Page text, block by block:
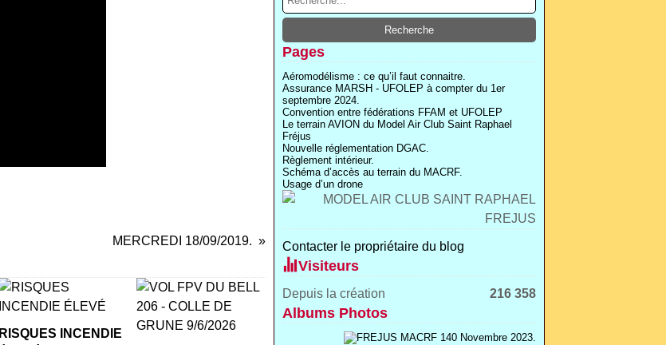
MERCREDI 18/09/2019.
RISQUES INCENDIE
Pages
Aéromodélisme : ce qu’il faut connaitre.
Assurance MARSH - UFOLEP à compter du 1er
septembre 2024.
Convention entre fédérations FFAM et UFOLEP
Le terrain AVION du Model Air Club Saint Raphael
Fréjus
Nouvelle réglementation DGAC.
Règlement intérieur.
Schéma d’accès au terrain du MACRF.
Usage d’un drone
Contacter le propriétaire du blog
Visiteurs
Depuis la création 216 358
Albums Photos